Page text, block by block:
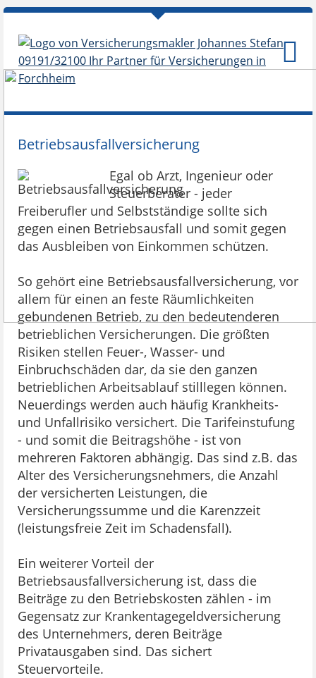
Betriebsausfallversicherung
Egal ob Arzt, Ingenieur oder
Steuerberater - jeder
Freiberufler und Selbstständige sollte sich
gegen einen Betriebsausfall und somit gegen
das Ausbleiben von Einkommen schützen.
So gehört eine Betriebsausfallversicherung, vor
allem für einen an feste Räumlichkeiten
gebundenen Betrieb, zu den bedeutenderen
betrieblichen Versicherungen. Die größten
Risiken stellen Feuer-, Wasser- und
Einbruchschäden dar, da sie den ganzen
betrieblichen Arbeitsablauf stilllegen können.
Neuerdings werden auch häufig Krankheits-
und Unfallrisiko versichert. Die Tarifeinstufung
- und somit die Beitragshöhe - ist von
mehreren Faktoren abhängig. Das sind z.B. das
Alter des Versicherungsnehmers, die Anzahl
der versicherten Leistungen, die
Versicherungssumme und die Karenzzeit
(leistungsfreie Zeit im Schadensfall).
Ein weiterer Vorteil der
Betriebsausfallversicherung ist, dass die
Beiträge zu den Betriebskosten zählen - im
Gegensatz zur Krankentagegeldversicherung
des Unternehmers, deren Beiträge
Privatausgaben sind. Das sichert
Steuervorteile.